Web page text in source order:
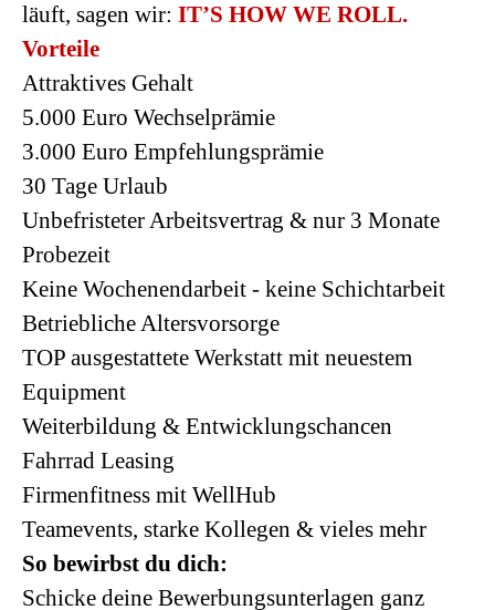
läuft, sagen wir: IT’S HOW WE ROLL.
Vorteile
Attraktives Gehalt
5.000 Euro Wechselprämie
3.000 Euro Empfehlungsprämie
30 Tage Urlaub
Unbefristeter Arbeitsvertrag & nur 3 Monate
Probezeit
Keine Wochenendarbeit - keine Schichtarbeit
Betriebliche Altersvorsorge
TOP ausgestattete Werkstatt mit neuestem
Equipment
Weiterbildung & Entwicklungschancen
Fahrrad Leasing
Firmenfitness mit WellHub
Teamevents, starke Kollegen & vieles mehr
So bewirbst du dich:
Schicke deine Bewerbungsunterlagen ganz